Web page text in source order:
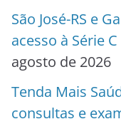
São José-RS e
acesso à Série
agosto de 2026
Tenda Mais
consultas e